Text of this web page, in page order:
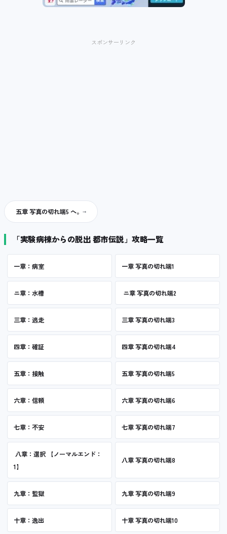
スポンサーリンク
五章 写真の切れ端5 へ。
「実験病棟からの脱出 都市伝説」攻略一覧
一章：病室 一章 写真の切れ端1
ニ章：水槽 ニ章 写真の切れ端2
三章：逃走 三章 写真の切れ端3
四章：確証 四章 写真の切れ端4
五章：接触 五章 写真の切れ端5
六章：信頼 六章 写真の切れ端6
七章：不安 七章 写真の切れ端7
八章：選択 【ノーマルエンド：
1】
八章 写真の切れ端8
九章：監獄 九章 写真の切れ端9
十章：逸出 十章 写真の切れ端10